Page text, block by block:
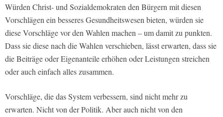
Würden Christ- und Sozialdemokraten den Bürgern mit diesen
Vorschlägen ein besseres Gesundheitswesen bieten, würden sie
diese Vorschläge vor den Wahlen machen – um damit zu punkten.
Dass sie diese nach die Wahlen verschieben, lässt erwarten, dass sie
die Beiträge oder Eigenanteile erhöhen oder Leistungen streichen
oder auch einfach alles zusammen.
Vorschläge, die das System verbessern, sind nicht mehr zu
erwarten. Nicht von der Politik. Aber auch nicht von den